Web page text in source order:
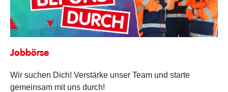
Jobbörse
Wir suchen Dich! Verstärke unser Team und starte
gemeinsam mit uns durch!